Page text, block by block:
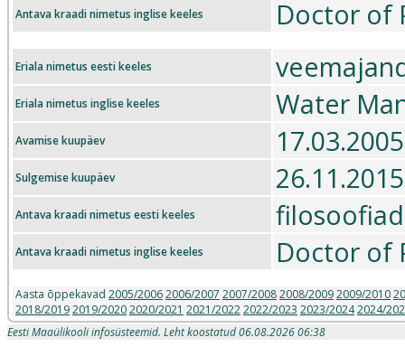
Antava kraadi nimetus inglise keeles Doctor of
Eriala nimetus eesti keeles
Eriala nimetus inglise keeles Water
Avamise kuupäev 17.03.2005
Sulgemise kuupäev 26.11.2015
Antava kraadi nimetus eesti keeles
Antava kraadi nimetus inglise keeles Doctor of
Aasta õppekavad 2005/20062006/2007 2007/20082008/20092009/2010
2018/20192019/20202020/2021 2021/20222022/2023 2023/20242024/
Eesti Maaülikooli infosüsteemid. Leht koostatud 06.08.2026 06:38